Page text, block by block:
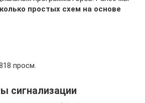
простых схем на основе
просм.
сигнализации